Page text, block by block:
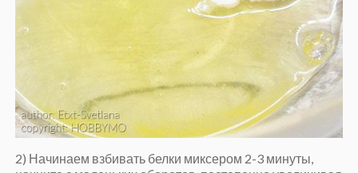
2) Начинаем взбивать белки миксером 2-3 минуты,